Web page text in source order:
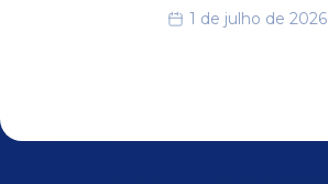
1 de julho de 2026